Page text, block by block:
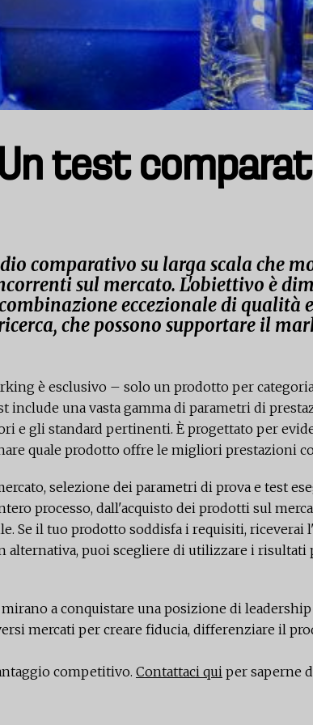
test
comparativo su larga scala che
sul mercato. L'obiettivo è
eccezionale di qualità
che possono supportare il
è esclusivo – solo un prodotto per
include una vasta gamma di parametri di
e gli standard pertinenti. È progettato per
quale prodotto offre le migliori prestazioni
selezione dei parametri di prova e test
processo, dall'acquisto dei prodotti sul
Se il tuo prodotto soddisfa i requisiti,
alternativa, puoi scegliere di utilizzare i
a conquistare una posizione di
mercati per creare fiducia, differenziare il
competitivo. Contattaci qui per saperne